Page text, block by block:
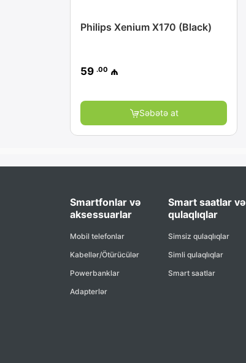
Philips Xenium X170 (Black)
59 .00 ₼
Səbətə at
Smartfonlar və
aksessuarlar
Mobil telefonlar
Kabellər/Ötürücülər
Powerbanklar
Adapterlər
Smart saatlar və
qulaqlıqlar
Simsiz qulaqlıqlar
Simli qulaqlıqlar
Smart saatlar